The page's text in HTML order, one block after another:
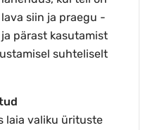
siin ja praegu -
pärast kasutamist
suhteliselt
laia valiku ürituste